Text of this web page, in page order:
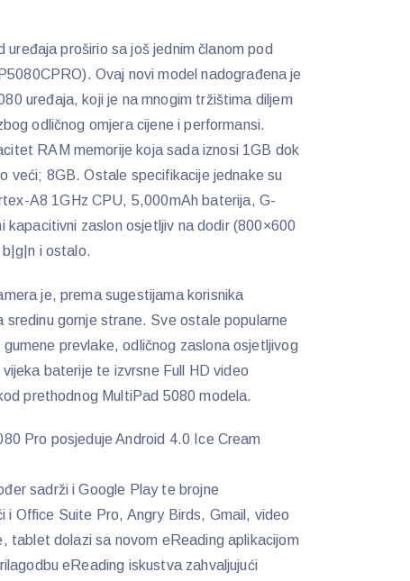
uređaja proširio sa još jednim članom pod
Ovaj novi model nadograđena je
uređaja, koji je na mnogim tržištima diljem
odličnog omjera cijene i performansi.
RAM memorije koja sada iznosi 1GB dok
veći; 8GB. Ostale specifikacije jednake su
A8 1GHz CPU, 5,000mAh baterija, G-
kapacitivni zaslon osjetljiv na dodir (800×600
i ostalo.
je, prema sugestijama korisnika
sredinu gornje strane. Sve ostale popularne
prevlake, odličnog zaslona osjetljivog
baterije te izvrsne Full HD video
prethodnog MultiPad 5080 modela.
Pro posjeduje Android 4.0 Ice Cream
sadrži i Google Play te brojne
i Office Suite Pro, Angry Birds, Gmail, video
tablet dolazi sa novom eReading aplikacijom
eReading iskustva zahvaljujući